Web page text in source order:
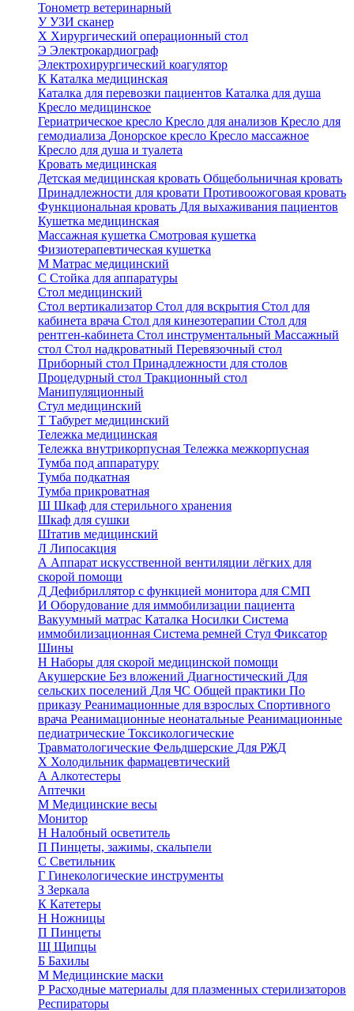
Тонометр ветеринарный
УУЗИ сканер
Х Хирургический операционный стол
Э Электрокардиограф
Электрохирургический коагулятор
К Каталка медицинская
Каталка для перевозки пациентов Каталка для душа
Кресло медицинское
Гериатрическое кресло Кресло для анализов Кресло для
гемодиализа Донорское кресло Кресло массажное
Кресло для душа и туалета
Кровать медицинская
Детская медицинская кровать Общебольничная кровать
Принадлежности для кровати Противоожоговая кровать
Функциональная кровать Для выхаживания пациентов
Кушетка медицинская
Массажная кушетка Смотровая кушетка
Физиотерапевтическая кушетка
М Матрас медицинский
С Стойка для аппаратуры
Стол медицинский
Стол вертикализатор Стол для вскрытия Стол для
кабинета врача Стол для кинезотерапии Стол для
рентген-кабинета Стол инструментальный Массажный
стол Стол надкроватный Перевязочный стол
Приборный стол Принадлежности для столов
Процедурный стол Тракционный стол
Манипуляционный
Стул медицинский
Т Табурет медицинский
Тележка медицинская
Тележка внутрикорпусная Тележка межкорпусная
Тумба под аппаратуру
Тумба подкатная
Тумба прикроватная
Ш Шкаф для стерильного хранения
Шкаф для сушки
Штатив медицинский
Л Липосакция
А Аппарат искусственной вентиляции лёгких для
скорой помощи
Д Дефибриллятор с функцией монитора для СМП
И Оборудование для иммобилизации пациента
Вакуумный матрас Каталка Носилки Система
иммобилизационная Система ремней Стул Фиксатор
Шины
Н Наборы для скорой медицинской помощи
Акушерские Без вложений Диагностический Для
сельских поселений Для ЧС Общей практики По
приказу Реанимационные для взрослых Спортивного
врача Реанимационные неонатальные Реанимационные
педиатрические Токсикологические
Травматологические Фельдшерские Для РЖД
Х Холодильник фармацевтический
А Алкотестеры
Аптечки
М Медицинские весы
Монитор
Н Налобный осветитель
П Пинцеты, зажимы, скальпели
С Светильник
Г Гинекологические инструменты
З Зеркала
К Катетеры
Н Ножницы
П Пинцеты
Щ Щипцы
Б Бахилы
М Медицинские маски
Р Расходные материалы для плазменных стерилизаторов
Респираторы